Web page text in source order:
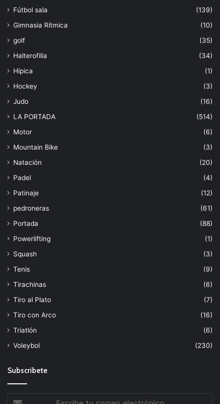
Fútbol sala
(139)
Gimnasia Rítmica
(10)
golf
(35)
Halterofilia
(34)
Hípica
(1)
Hockey
(3)
Judo
(16)
LA PORTADA
(514)
Motor
(6)
Mountain Bike
(3)
Natación
(20)
Padel
(4)
Patinaje
(12)
pedroneras
(61)
Portada
(88)
Powerlifting
(1)
Squash
(3)
Tenis
(9)
Tirachinas
(6)
Tiro al Plato
(7)
Tiro con Arco
(16)
Triatlón
(6)
Voleybol
(230)
Subscribete